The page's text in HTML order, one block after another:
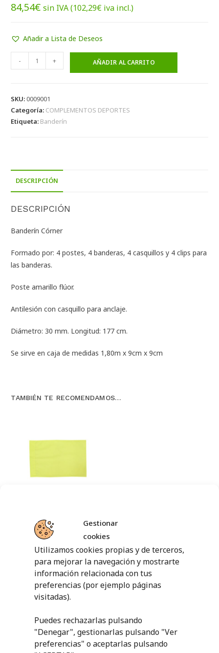
Gestionar
cookies
Utilizamos cookies propias y de terceros,
para mejorar la navegación y mostrarte
información relacionada con tus
preferencias (por ejemplo páginas
visitadas).
Puedes rechazarlas pulsando
"Denegar", gestionarlas pulsando "Ver
preferencias" o aceptarlas pulsando
84,54€ sin IVA (102,29€ iva incl.)
Añadir a Lista de Deseos
- + AÑADIR AL CARRITO
SKU:0009001
Categoría: COMPLEMENTOS DEPORTES
Etiqueta: Banderín
DESCRIPCIÓN
DESCRIPCIÓN
Banderín Córner
Formado por: 4 postes, 4 banderas, 4 casquillos y 4 clips para
las banderas.
Poste amarillo flúor.
Antilesión con casquillo para anclaje.
Diámetro: 30 mm. Longitud: 177 cm.
Se sirve en caja de medidas 1,80m x 9cm x 9cm
TAMBIÉN TE RECOMENDAMOS…
9,82€ sin IVA ( 11,88€
AÑADIR AL
CARRITO
PRODUCTOS RELACIONADOS